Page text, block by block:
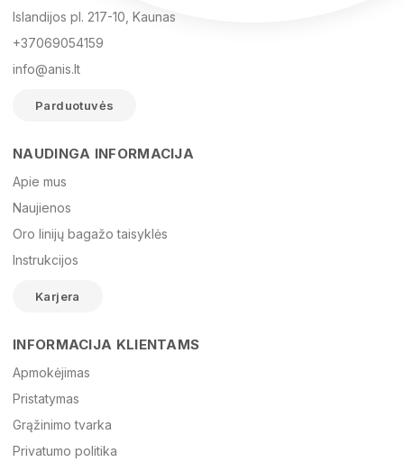
El. paštas
Žinutė
Islandijos pl. 217-10, Kaunas
+37069054159
info@anis.lt
Parduotuvės
NAUDINGA INFORMACIJA
Apie mus
Naujienos
Oro linijų bagažo taisyklės
Instrukcijos
Karjera
INFORMACIJA KLIENTAMS
Apmokėjimas
Pristatymas
Grąžinimo tvarka
Privatumo politika